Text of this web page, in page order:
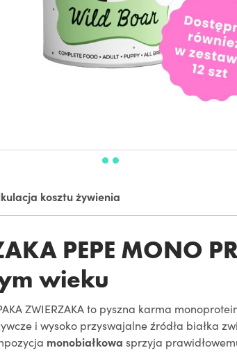
kosztu żywienia
PEPE MONO
wieku
ZWIERZAKA to pyszna karma
i wysoko przyswajalne źródła białka
monobiałkowa sprzyja